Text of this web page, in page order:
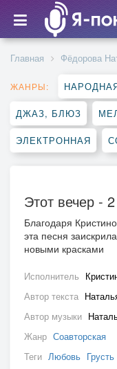
Главная Фёдорова
ЖАНРЫ:
ДЖАЗ, БЛЮЗ
ЭЛЕКТРОННАЯ
Этот вечер - 2
Благодаря
эта песня
новыми красками
Исполнитель
Автор текста
Автор музыки
Жанр Соавторская
Теги Любовь Грусть